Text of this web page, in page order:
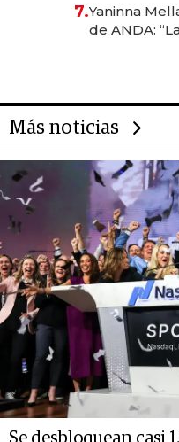
7.Yaninna
de ANDA:
Más noticias